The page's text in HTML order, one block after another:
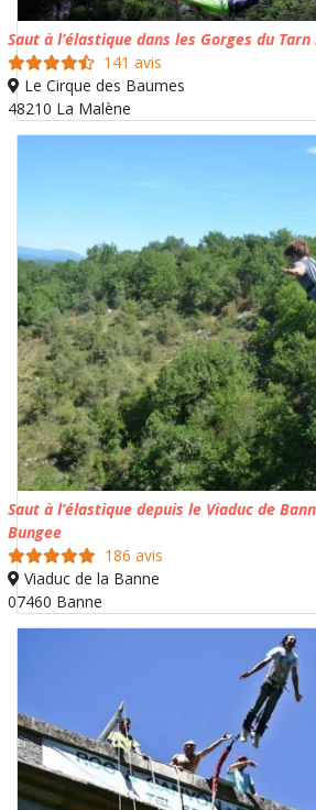
Saut à l’élastique dans les Gorges du Tarn
141 avis
Le Cirque des Baumes
48210 La Malène
Saut à l’élastique depuis le Viaduc de
Bungee
186 avis
Viaduc de la Banne
07460 Banne